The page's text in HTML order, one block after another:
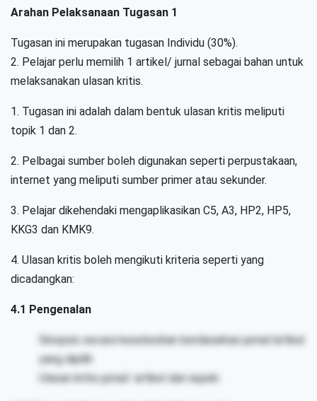
Arahan Pelaksanaan Tugasan 1
Tugasan ini merupakan tugasan Individu (30%).
2. Pelajar perlu memilih 1 artikel/ jurnal sebagai bahan untuk
melaksanakan ulasan kritis.
1. Tugasan ini adalah dalam bentuk ulasan kritis meliputi
topik 1 dan 2.
2. Pelbagai sumber boleh digunakan seperti perpustakaan,
internet yang meliputi sumber primer atau sekunder.
3. Pelajar dikehendaki mengaplikasikan C5, A3, HP2, HP5,
KKG3 dan KMK9.
4. Ulasan kritis boleh mengikuti kriteria seperti yang
dicadangkan:
4.1 Pengenalan
Sinopsis secara keseluruhan berdasarkan jurnal/artikal
yang dipilih
Ulasan kritis jurnal/ artikel dari aspek: